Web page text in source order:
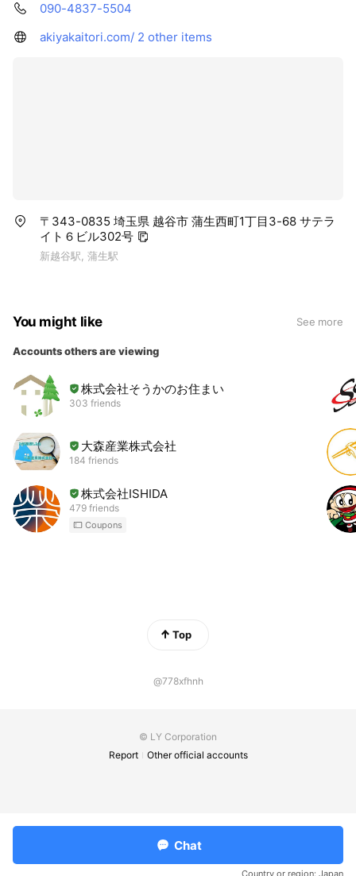
090-4837-5504
akiyakaitori.com/ 2 other items
〒343-0835 埼玉県 越谷市 蒲生西町1丁目3-68 サテラ
イト６ビル302号
新越谷駅, 蒲生駅
You might like See more
Accounts others are viewing
株式会社そうかのお住まい
303 friends
大森産業株式会社
184 friends
株式会社ISHIDA
479 friends
Coupons
Top
@778xfhnh
© LY Corporation
Report
Other official accounts
Chat
Country or region: Japan